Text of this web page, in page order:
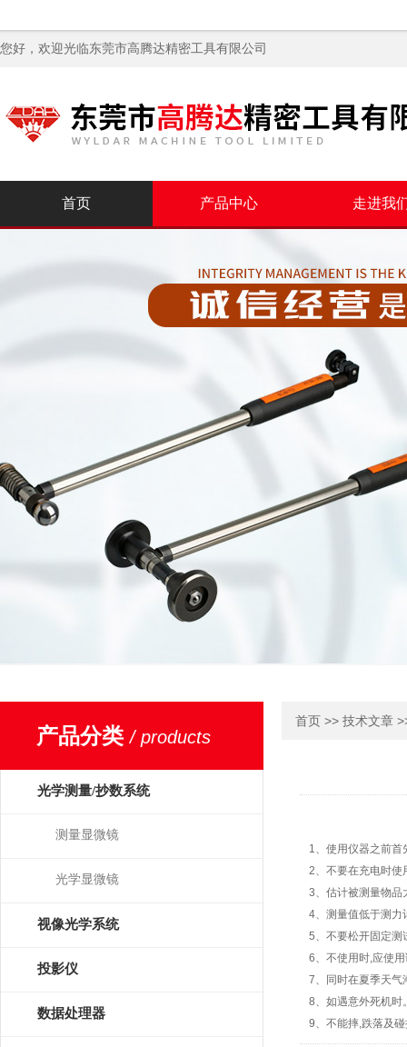
您好，欢迎光临东莞市高腾达精密工具有限公司
首页 产品中心 走进我
产品分类/ products
光学测量/抄数系统
测量显微镜
光学显微镜
视像光学系统
投影仪
数据处理器
首页 >> 技术文章
1、使用仪器之前首
2、不要在充电时使
3、估计被测量物品
4、测量值低于测力
5、不要松开固定测
6、不使用时,应使
7、同时在夏季天气
8、如遇意外死机时
9、不能摔,跌落及